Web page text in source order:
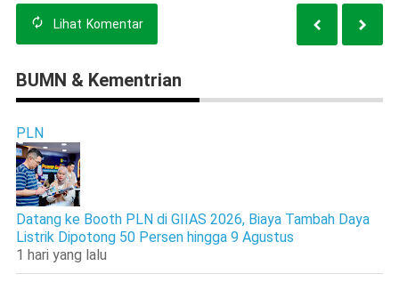
Lihat Komentar
BUMN & Kementrian
PLN
Datang ke Booth PLN di GIIAS 2026, Biaya Tambah Daya
Listrik Dipotong 50 Persen hingga 9 Agustus
1 hari yang lalu